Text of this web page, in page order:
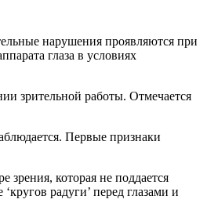
нарушения проявляются при
глаза в условиях
зрительной работы. Отмечается
Первые признаки
которая не поддается
радуги’ перед глазами и